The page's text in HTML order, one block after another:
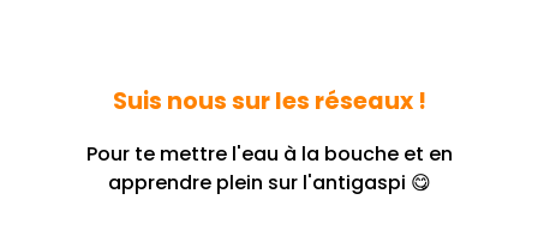
Suis nous sur les réseaux !
Pour te mettre l'eau à la bouche et en
apprendre plein sur l'antigaspi 😋